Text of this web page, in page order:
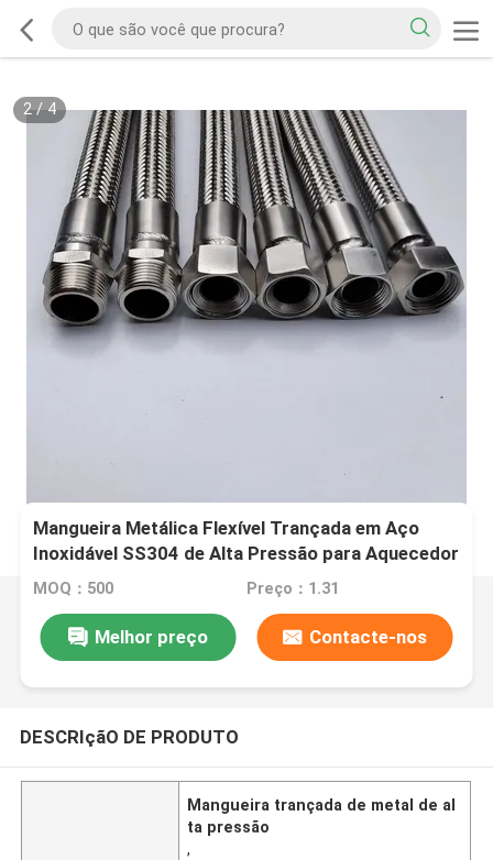
2/4
Mangueira Metálica Flexível Trançada em Aço
Inoxidável SS304 de Alta Pressão para Aquecedor
de Água
MOQ：500 Preço：1.31
Melhor preço Contacte-nos
DESCRIçãO DE PRODUTO
Mangueira trançada de metal de al
ta pressão
,